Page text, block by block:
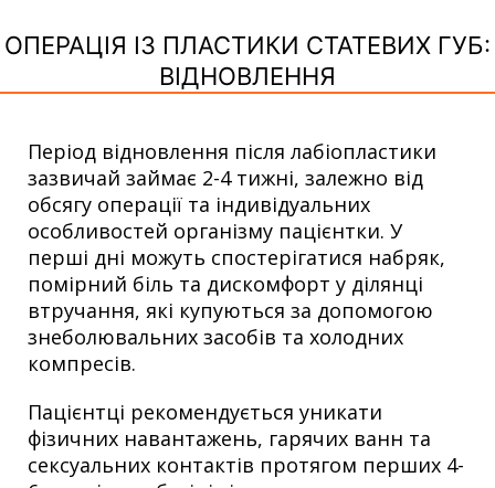
ОПЕРАЦІЯ ІЗ ПЛАСТИКИ СТАТЕВИХ ГУБ:
ВІДНОВЛЕННЯ
Період відновлення після лабіопластики
зазвичай займає 2-4 тижні, залежно від
обсягу операції та індивідуальних
особливостей організму пацієнтки. У
перші дні можуть спостерігатися набряк,
помірний біль та дискомфорт у ділянці
втручання, які купуються за допомогою
знеболювальних засобів та холодних
компресів.
Пацієнтці рекомендується уникати
фізичних навантажень, гарячих ванн та
сексуальних контактів протягом перших 4-